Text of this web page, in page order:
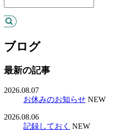
ブログ
最新の記事
2026.08.07
お休みのお知らせ NEW
2026.08.06
記録しておく NEW